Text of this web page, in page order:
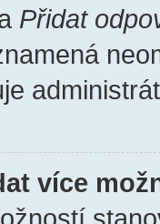
Přidat
více